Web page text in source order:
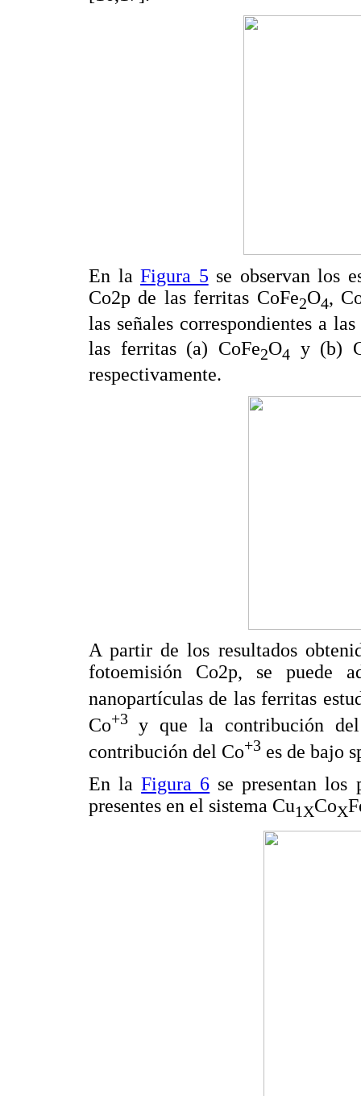
En laFigura 5 se observan los
Co2p de las ferritas CoFe2O4,
las señales correspondientes a
las ferritas (a) CoFe2O4 y (b)
respectivamente.
A partir de los resultados
fotoemisión Co2p, se puede
nanopartículas de las ferritas
Co+3y que la contribución
contribución del Co+3 es de bajo
En laFigura 6 se presentan los
presentes en el sistema Cu1XCoX